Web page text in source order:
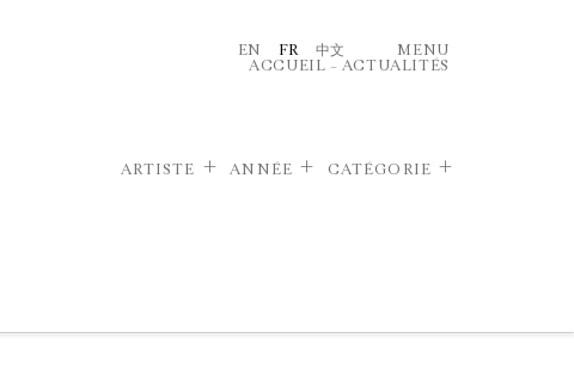
EN FR 中文
MENU
ACCUEIL – ACTUALITÉS
ARTISTE ANNÉE CATÉGORIE